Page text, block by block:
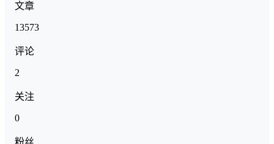
文章
13573
评论
2
关注
0
粉丝